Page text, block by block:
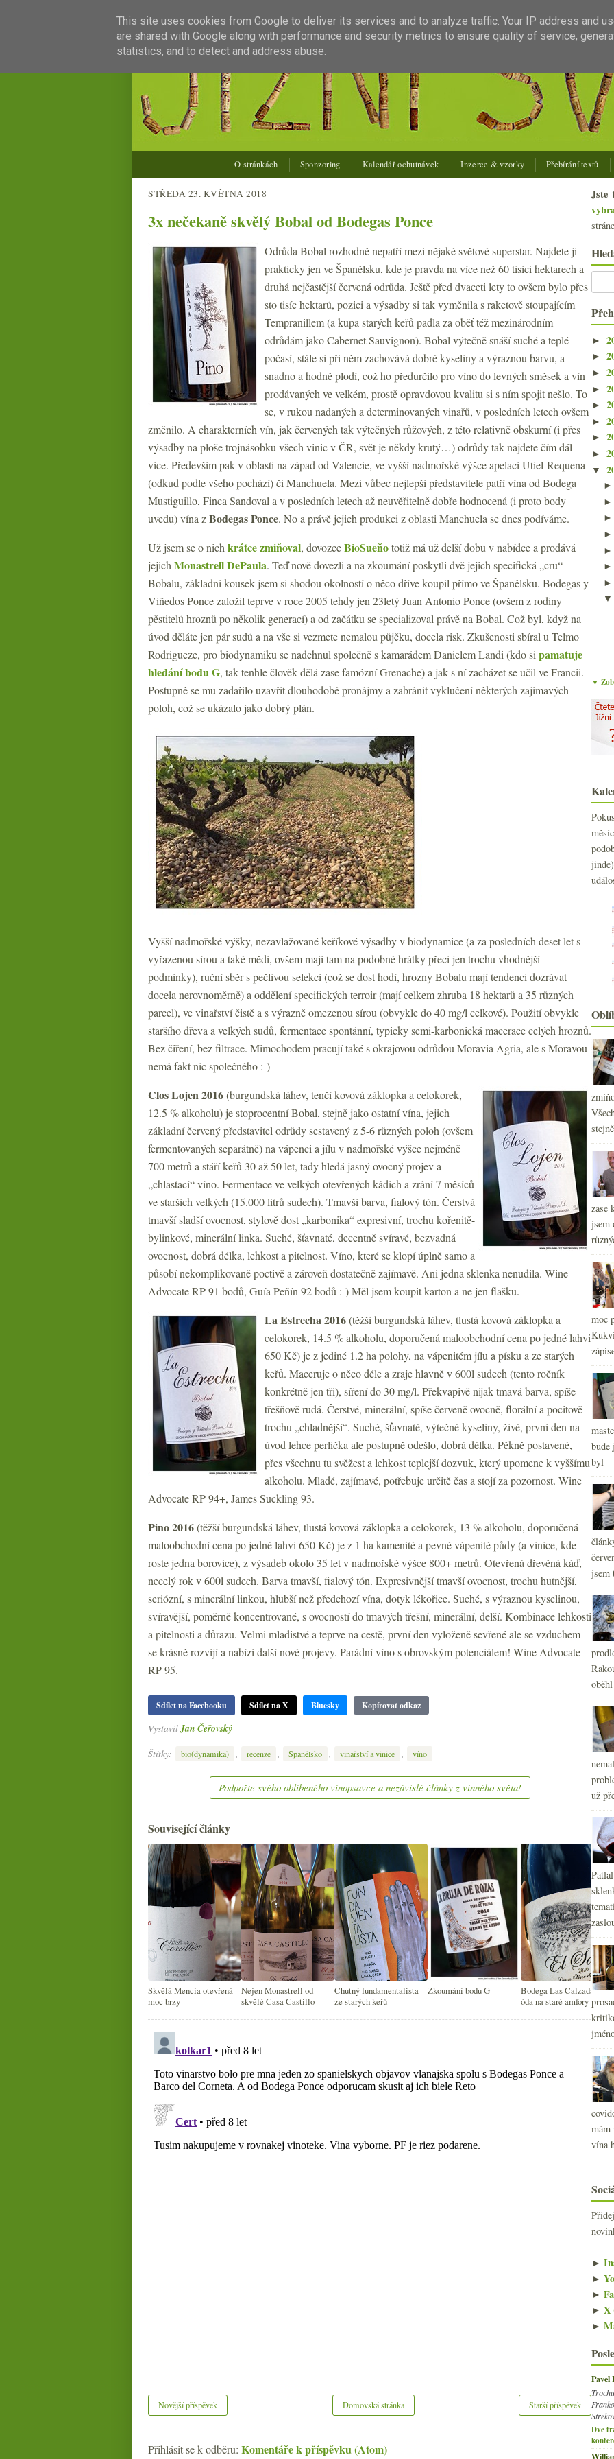
O stránkách Sponzoring Kalendář ochutnávek Inzerce & vzorky Přebírání textů
STŘEDA 23. KVĚTNA 2018
3x nečekaně skvělý Bobal od Bodegas Ponce
Odrůda Bobal rozhodně nepatří mezi nějaké světové superstar. Najdete ji
prakticky jen ve Španělsku, kde je pravda na více než 60 tisíci hektarech a
druhá nejčastější červená odrůda. Ještě před dvaceti lety to ovšem bylo přes
sto tisíc hektarů, pozici a výsadby si tak vyměnila s raketově stoupajícím
Tempranillem (a kupa starých keřů padla za oběť též mezinárodním
odrůdám jako Cabernet Sauvignon). Bobal výtečně snáší suché a teplé
počasí, stále si při něm zachovává dobré kyseliny a výraznou barvu, a
snadno a hodně plodí, což ho předurčilo pro víno do levných směsek a vín
prodávaných ve velkém, prostě opravdovou kvalitu si s ním spojit nešlo. To
se, v rukou nadaných a determinovaných vinařů, v posledních letech ovšem
změnilo. A charakterních vín, jak červených tak výtečných růžových, z této relativně obskurní (i přes
výsadby na ploše trojnásobku všech vinic v ČR, svět je někdy krutý…) odrůdy tak najdete čím dál
více. Především pak v oblasti na západ od Valencie, ve vyšší nadmořské výšce apelací Utiel-Requena
(odkud podle všeho pochází) či Manchuela. Mezi vůbec nejlepší představitele patří vína od Bodega
Mustiguillo, Finca Sandoval a v posledních letech až neuvěřitelně dobře hodnocená (i proto body
uvedu) vína zBodegas Ponce. No a právě jejich produkci z oblasti Manchuela se dnes podíváme.
Už jsem se o nich krátce zmiňoval, dovozceBioSueňototiž má už delší dobu v nabídce a prodává
jejich Monastrell DePaula. Teď nově dovezli a na zkoumání poskytli dvě jejich specifická „cru“
Bobalu, základní kousek jsem si shodou okolností o něco dříve koupil přímo ve Španělsku. Bodegas y
Viñedos Ponce založil teprve v roce 2005 tehdy jen 23letý Juan Antonio Ponce (ovšem z rodiny
pěstitelů hroznů po několik generací) a od začátku se specializoval právě na Bobal. Což byl, když na
úvod děláte jen pár sudů a na vše si vezmete nemalou půjčku, docela risk. Zkušenosti sbíral u Telmo
Rodrigueze, pro biodynamiku se nadchnul společně s kamarádem Danielem Landi (kdo si pamatuje
hledání bodu G, tak tenhle člověk dělá zase famózní Grenache) a jak s ní zacházet se učil ve Francii.
Postupně se mu zadařilo uzavřít dlouhodobé pronájmy a zabránit vyklučení některých zajímavých
poloh, což se ukázalo jako dobrý plán.
Vyšší nadmořské výšky, nezavlažované keříkové výsadby v biodynamice (a za posledních deset let s
vyřazenou sírou a také mědí, ovšem mají tam na podobné hrátky přeci jen trochu vhodnější
podmínky), ruční sběr s pečlivou selekcí (což se dost hodí, hrozny Bobalu mají tendenci dozrávat
docela nerovnoměrně) a oddělení specifických terroir (mají celkem zhruba 18 hektarů a 35 různých
parcel), ve vinařství čistě a s výrazně omezenou sírou (obvykle do 40 mg/l celkové). Použití obvykle
staršího dřeva a velkých sudů, fermentace spontánní, typicky semi-karbonická macerace celých hroznů.
Bez čiření, bez filtrace. Mimochodem pracují také s okrajovou odrůdou Moravia Agria, ale s Moravou
nemá fakt nic společného :-)
Clos Lojen 2016(burgundská láhev, tenčí kovová záklopka a celokorek,
12.5 % alkoholu) je stoprocentní Bobal, stejně jako ostatní vína, jejich
základní červený představitel odrůdy sestavený z 5-6 různých poloh (ovšem
fermentovaných separátně) na vápenci a jílu v nadmořské výšce nejméně
700 metrů a stáří keřů 30 až 50 let, tady hledá jasný ovocný projev a
„chlastací“ víno. Fermentace ve velkých otevřených kádích a zrání 7 měsíců
ve starších velkých (15.000 litrů sudech). Tmavší barva, fialový tón. Čerstvá
tmavší sladší ovocnost, stylově dost „karbonika“ expresivní, trochu kořenitě-
bylinkové, minerální linka. Suché, šťavnaté, decentně svíravé, bezvadná
ovocnost, dobrá délka, lehkost a pitelnost. Víno, které se klopí úplně samo a
působí nekomplikovaně poctivě a zároveň dostatečně zajímavě. Ani jedna sklenka nenudila. Wine
Advocate RP 91 bodů, Guía Peñín 92 bodů :-) Měl jsem koupit karton a ne jen flašku.
La Estrecha 2016(těžší burgundská láhev, tlustá kovová záklopka a
celokorek, 14.5 % alkoholu, doporučená maloobchodní cena po jedné lahvi
650 Kč) je z jediné 1.2 ha polohy, na vápenitém jílu a písku a ze starých
keřů. Maceruje o něco déle a zraje hlavně v 600l sudech (tento ročník
konkrétně jen tři), síření do 30 mg/l. Překvapivě nijak tmavá barva, spíše
třešňově rudá. Čerstvé, minerální, spíše červeně ovocně, florální a pocitově
trochu „chladnější“. Suché, šťavnaté, výtečné kyseliny, živé, první den na
úvod lehce perlička ale postupně odešlo, dobrá délka. Pěkně postavené,
přes všechnu tu svěžest a lehkost teplejší dozvuk, který upomene k vyššímu
alkoholu. Mladé, zajímavé, potřebuje určitě čas a stojí za pozornost. Wine
Advocate RP 94+, James Suckling 93.
Pino 2016(těžší burgundská láhev, tlustá kovová záklopka a celokorek, 13 % alkoholu, doporučená
maloobchodní cena po jedné lahvi 650 Kč) je z 1 ha kamenité a pevné vápenité půdy (a vinice, kde
roste jedna borovice), z výsadeb okolo 35 let v nadmořské výšce 800+ metrů. Otevřená dřevěná káď,
necelý rok v 600l sudech. Barva tmavší, fialový tón. Expresivnější tmavší ovocnost, trochu hutnější,
seriózní, s minerální linkou, hlubší než předchozí vína, dotyk lékořice. Suché, s výraznou kyselinou,
svíravější, poměrně koncentrované, s ovocností do tmavých třešní, minerální, delší. Kombinace lehkosti
a pitelnosti a důrazu. Velmi mladistvé a teprve na cestě, první den vyloženě sevřené ale se vzduchem
se krásně rozvíjí a nabízí další nové projevy. Parádní víno s obrovským potenciálem! Wine Advocate
RP 95.
Sdílet na Facebooku Sdílet na X Bluesky Kopírovat odkaz
VystavilJan Čeřovský
Štítky:
bio(dynamika) recenze Španělsko vinařství a vinice víno
Podpořte svého oblíbeného vínopsavce a nezávislé články z vinného světa!
Související články
Skvělá Mencía otevřená
moc brzy
Nejen Monastrell od
skvělé Casa Castillo
Chutný fundamentalista
ze starých keřů
Zkoumání bodu G
Bodega Las Calzadas a
óda na staré amfory
Novější příspěvek Starší příspěvek
Domovská stránka
Přihlásit se k odběru: Komentáře k příspěvku (Atom)
Jste
►
►
►
►
►
►
►
►
▼
►
►
►
►
►
►
►
►
►
►
►
►
▼
zase
jsem
moc
bude
byl –
jsem
už
mám
vína
►
►
►
► X
►
Pavel
Dvě
This site uses cookies from Google to deliver its services and to analyze traffic. Your IP address and
are shared with Google along with performance and security metrics to ensure quality of service,
statistics, and to detect and address abuse.